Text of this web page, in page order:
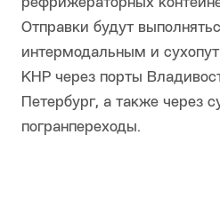
рефрижераторных
Отправки будут
интермодальным и
КНР через порты
Петербург, а также через
погранпереходы.